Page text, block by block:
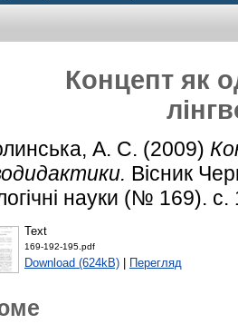
Концепт як
А. С. (2009)
Вісник
науки (№ 169).
Text
169-192-195.pdf
Download (624kB) Перегляд